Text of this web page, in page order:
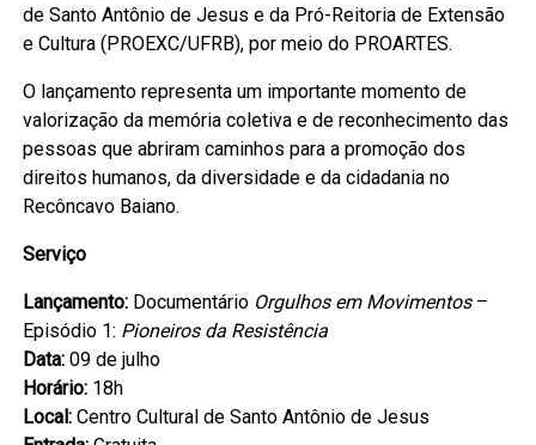
de Santo Antônio de Jesus e da Pró-Reitoria de Extensão
e Cultura (PROEXC/UFRB), por meio do PROARTES.
O lançamento representa um importante momento de
valorização da memória coletiva e de reconhecimento das
pessoas que abriram caminhos para a promoção dos
direitos humanos, da diversidade e da cidadania no
Recôncavo Baiano.
Serviço
Lançamento: Documentário Orgulhos em Movimentos–
Episódio 1: Pioneiros da Resistência
Data: 09 de julho
Horário: 18h
Local: Centro Cultural de Santo Antônio de Jesus